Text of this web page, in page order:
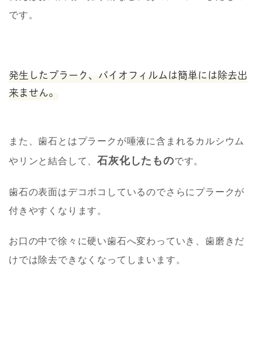
です。
発生したプラーク、バイオフィルムは簡単には除去出
来ません。
また、歯石とはプラークが唾液に含まれるカルシウム
やリンと結合して、石灰化したものです。
歯石の表面はデコボコしているのでさらにプラークが
付きやすくなります。
お口の中で徐々に硬い歯石へ変わっていき、歯磨きだ
けでは除去できなくなってしまいます。